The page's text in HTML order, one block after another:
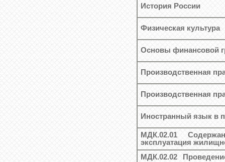
История России
Физическая культура
Основы финансовой
Производственная
Производственная
Иностранный язык в
МДК.02.01
эксплуатация
МДК.02.02